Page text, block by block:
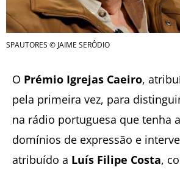
SPAUTORES © JAIME SERÔDIO
O Prémio Igrejas Caeiro,
pela primeira vez, para
na rádio portuguesa que tenha
domínios de expressão e
atribuído a Luís Filipe Costa,